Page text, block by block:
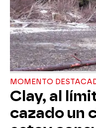
MOMENTO
Clay, al
cazado un